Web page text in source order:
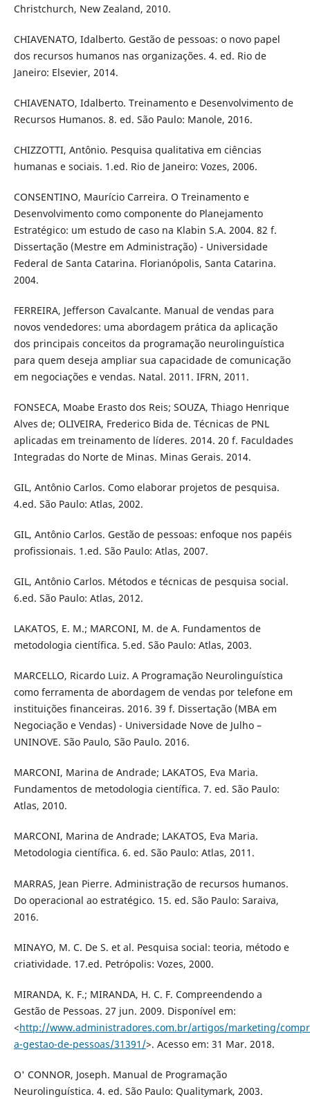
Christchurch, New Zealand, 2010.
CHIAVENATO, Idalberto. Gestão de pessoas: o novo papel
dos recursos humanos nas organizações. 4. ed. Rio de
Janeiro: Elsevier, 2014.
CHIAVENATO, Idalberto. Treinamento e Desenvolvimento de
Recursos Humanos. 8. ed. São Paulo: Manole, 2016.
CHIZZOTTI, Antônio. Pesquisa qualitativa em ciências
humanas e sociais. 1.ed. Rio de Janeiro: Vozes, 2006.
CONSENTINO, Maurício Carreira. O Treinamento e
Desenvolvimento como componente do Planejamento
Estratégico: um estudo de caso na Klabin S.A. 2004. 82 f.
Dissertação (Mestre em Administração) - Universidade
Federal de Santa Catarina. Florianópolis, Santa Catarina.
2004.
FERREIRA, Jefferson Cavalcante. Manual de vendas para
novos vendedores: uma abordagem prática da aplicação
dos principais conceitos da programação neurolinguística
para quem deseja ampliar sua capacidade de comunicação
em negociações e vendas. Natal. 2011. IFRN, 2011.
FONSECA, Moabe Erasto dos Reis; SOUZA, Thiago Henrique
Alves de; OLIVEIRA, Frederico Bida de. Técnicas de PNL
aplicadas em treinamento de líderes. 2014. 20 f. Faculdades
Integradas do Norte de Minas. Minas Gerais. 2014.
GIL, Antônio Carlos. Como elaborar projetos de pesquisa.
4.ed. São Paulo: Atlas, 2002.
GIL, Antônio Carlos. Gestão de pessoas: enfoque nos papéis
profissionais. 1.ed. São Paulo: Atlas, 2007.
GIL, Antônio Carlos. Métodos e técnicas de pesquisa social.
6.ed. São Paulo: Atlas, 2012.
LAKATOS, E. M.; MARCONI, M. de A. Fundamentos de
metodologia científica. 5.ed. São Paulo: Atlas, 2003.
MARCELLO, Ricardo Luiz. A Programação Neurolinguística
como ferramenta de abordagem de vendas por telefone em
instituições financeiras. 2016. 39 f. Dissertação (MBA em
Negociação e Vendas) - Universidade Nove de Julho –
UNINOVE. São Paulo, São Paulo. 2016.
MARCONI, Marina de Andrade; LAKATOS, Eva Maria.
Fundamentos de metodologia científica. 7. ed. São Paulo:
Atlas, 2010.
MARCONI, Marina de Andrade; LAKATOS, Eva Maria.
Metodologia científica. 6. ed. São Paulo: Atlas, 2011.
MARRAS, Jean Pierre. Administração de recursos humanos.
Do operacional ao estratégico. 15. ed. São Paulo: Saraiva,
2016.
MINAYO, M. C. De S. et al. Pesquisa social: teoria, método e
criatividade. 17.ed. Petrópolis: Vozes, 2000.
MIRANDA, K. F.; MIRANDA, H. C. F. Compreendendo a
Gestão de Pessoas. 27 jun. 2009. Disponível em:
<http://www.administradores.com.br/artigos/marketing/
a-gestao-de-pessoas/31391/>. Acesso em: 31 Mar. 2018.
O' CONNOR, Joseph. Manual de Programação
Neurolinguística. 4. ed. São Paulo: Qualitymark, 2003.